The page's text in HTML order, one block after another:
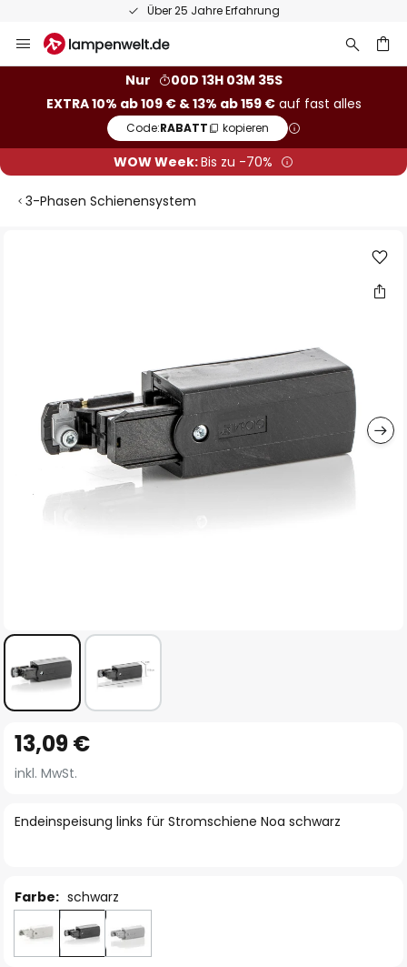
Über 25 Jahre Erfahrung
Inhalt
Nur
00D 13H 03M 34S
EXTRA 10% ab 109 € & 13% ab 159 €auf fast alles
Code:RABATT kopieren
WOW Week:Bis zu -70%
3-Phasen Schienensystem
Anfang
der
springen
Endeinspeisung links für Stromschiene Noa schwarz
13,09 €
inkl. MwSt.
Farbe: schwarz